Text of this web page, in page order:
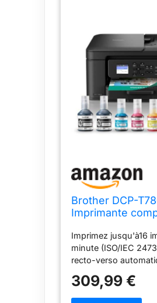
Brother DCP-
Imprimante
réservoir d'encre
Multifonction 3-
Tankbenefit
Imprimez jusqu'à16
minute (ISO/IEC
recto-verso
Bac standard de 150
d'alimentation
309,99 €